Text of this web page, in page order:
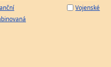
Vojenské